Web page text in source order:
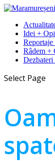
Idei +
Râdem +
Dezbateri
Select Page